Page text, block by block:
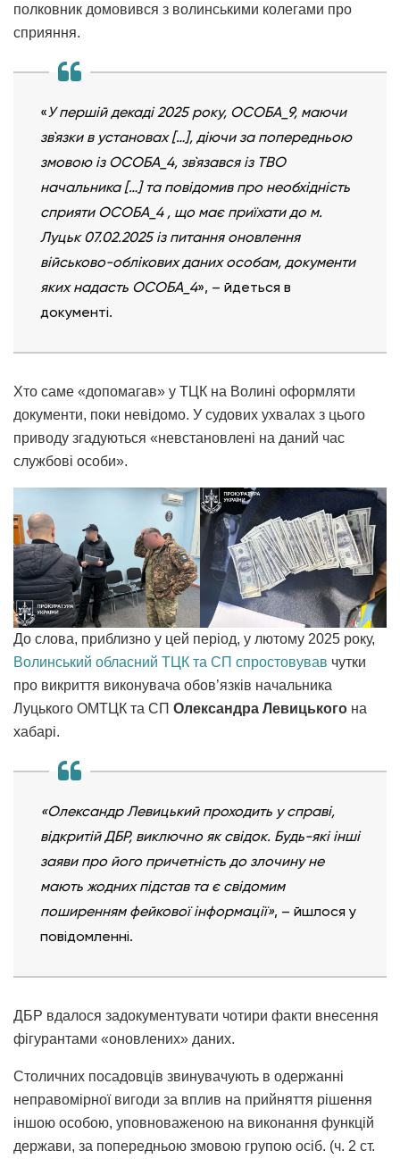
полковник домовився з волинськими колегами про
сприяння.
«У першій декаді 2025 року, ОСОБА_9, маючи
зв`язки в установах […], діючи за попередньою
змовою із ОСОБА_4, зв`язався із ТВО
начальника […] та повідомив про необхідність
сприяти ОСОБА_4 , що має приїхати до м.
Луцьк 07.02.2025 із питання оновлення
військово-облікових даних особам, документи
яких надасть ОСОБА_4», – йдеться в
документі.
Хто саме «допомагав» у ТЦК на Волині оформляти
документи, поки невідомо. У судових ухвалах з цього
приводу згадуються «невстановлені на даний час
службові особи».
До слова, приблизно у цей період, у лютому 2025 року,
Волинський обласний ТЦК та СП спростовував чутки
про викриття виконувача обов’язків начальника
Луцького ОМТЦК та СП Олександра Левицького на
хабарі.
«Олександр Левицький проходить у справі,
відкритій ДБР, виключно як свідок. Будь-які інші
заяви про його причетність до злочину не
мають жодних підстав та є свідомим
поширенням фейкової інформації», – йшлося у
повідомленні.
ДБР вдалося задокументувати чотири факти внесення
фігурантами «оновлених» даних.
Столичних посадовців звинувачують в одержанні
неправомірної вигоди за вплив на прийняття рішення
іншою особою, уповноваженою на виконання функцій
держави, за попередньою змовою групою осіб. (ч. 2 ст.